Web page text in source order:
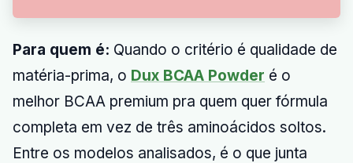
Para quem é: Quando o critério é qualidade de
matéria-prima, o Dux BCAA Powder é o
melhor BCAA premium pra quem quer fórmula
completa em vez de três aminoácidos soltos.
Entre os modelos analisados, é o que junta